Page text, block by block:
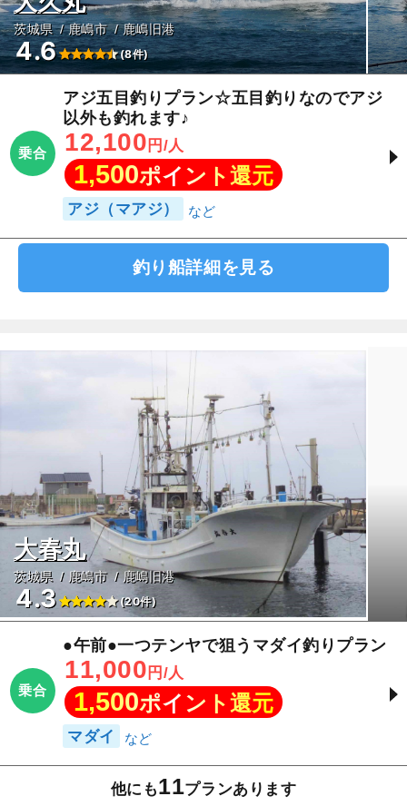
茨城県 鹿嶋市 鹿嶋旧港
4.6 (8件)
乗合
アジ五目釣りプラン☆五目釣りなのでアジ
以外も釣れます♪
12,100 円/人
1,500ポイント還元
アジ（マアジ）
釣り船詳細を見る
大春丸
茨城県 鹿嶋市 鹿嶋旧港
4.3 (20件)
乗合
●午前●一つテンヤで狙うマダイ釣りプラン
11,000 円/人
1,500ポイント還元
マダイ
他にも11プランあります